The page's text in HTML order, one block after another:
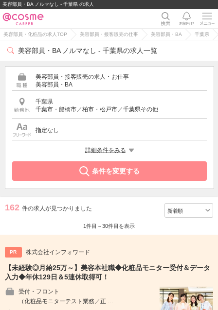
美容部員・BA ノルマなし - 千葉県 の求人
美容部員・化粧品の求人TOP 美容部員・接客販売の仕事 美容部員・BA 千葉県
美容部員・BA ノルマなし - 千葉県の求人一覧
美容部員・接客販売の求人・お仕事
美容部員・BA
千葉県
千葉市・船橋市／柏市・松戸市／千葉県その他
指定なし
詳細条件をみる
条件を変更する
162 件の求人が見つかりました
1件目～30件目を表示
PR 株式会社インフォワード
【未経験◎月給25万～】美容本社職◆化粧品モニター受付＆データ
入力◆年休129日＆5連休取得可！
受付・フロント
（化粧品モニターテスト業務／正 …